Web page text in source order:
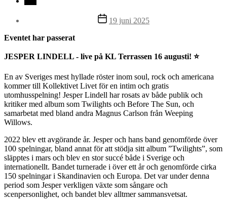
Inläggsdatum
19 juni 2025
Eventet har passerat
JESPER LINDELL - live på KL Terrassen 16 augusti! ⭐️
En av Sveriges mest hyllade röster inom soul, rock och americana
kommer till Kollektivet Livet för en intim och gratis
utomhusspelning! Jesper Lindell har rosats av både publik och
kritiker med album som Twilights och Before The Sun, och
samarbetat med bland andra Magnus Carlson från Weeping
Willows.
2022 blev ett avgörande år. Jesper och hans band genomförde över
100 spelningar, bland annat för att stödja sitt album ”Twilights”, som
släpptes i mars och blev en stor succé både i Sverige och
internationellt. Bandet turnerade i över ett år och genomförde cirka
150 spelningar i Skandinavien och Europa. Det var under denna
period som Jesper verkligen växte som sångare och
scenpersonlighet, och bandet blev alltmer sammansvetsat.